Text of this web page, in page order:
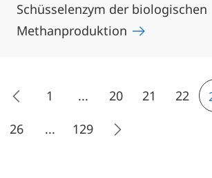
Schüsselenzym der biologischen
Methanproduktion
1 ... 20 21 22
26
... 129